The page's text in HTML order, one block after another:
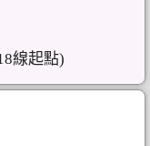
線起點)